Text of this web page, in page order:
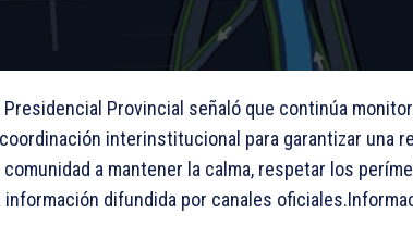
Presidencial Provincial señaló que continúa
interinstitucional para garantizar una
comunidad a mantener la calma, respetar los
información difundida por canales